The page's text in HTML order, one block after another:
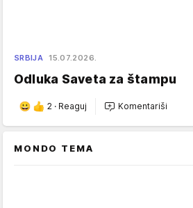
SRBIJA 15.07.2026.
Odluka Saveta za štampu
2 · Reaguj Komentariši
MONDO TEMA